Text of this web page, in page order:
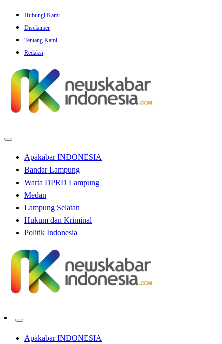
Skip
content
Hubungi Kami
Disclaimer
Tentang Kami
Redaksi
Apakabar INDONESIA
Bandar Lampung
Warta DPRD Lampung
Medan
Lampung Selatan
Hukum dan Kriminal
Politik Indonesia
Apakabar INDONESIA